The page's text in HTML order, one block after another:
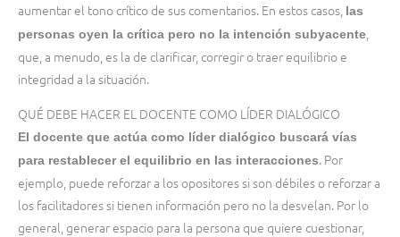
aumentar el tono crítico de sus comentarios. En estos casos, las
personas oyen la crítica pero no la intención subyacente,
que, a menudo, es la de clarificar, corregir o traer equilibrio e
integridad a la situación.
QUÉ DEBE HACER EL DOCENTE COMO LÍDER DIALÓGICO
El docente que actúa como líder dialógico buscará vías
para restablecer el equilibrio en las interacciones. Por
ejemplo, puede reforzar a los opositores si son débiles o reforzar a
los facilitadores si tienen información pero no la desvelan. Por lo
general, generar espacio para la persona que quiere cuestionar,